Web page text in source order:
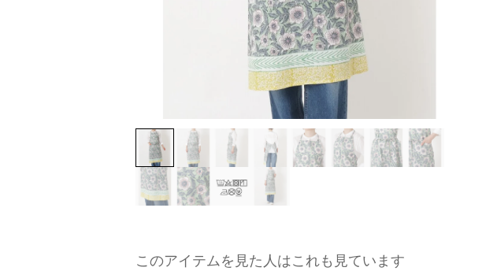
このアイテムを見た人はこれも見ています